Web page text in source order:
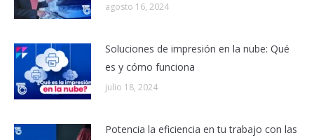
agosto 16, 2024
Soluciones de impresión en la nube: Qué
es y cómo funciona
julio 18, 2024
Potencia la eficiencia en tu trabajo con las